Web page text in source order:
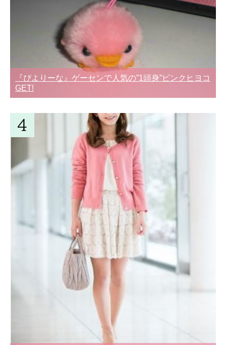
『ぴよりーな』ゲーセンで人気の”1頭身”ピンクヒヨコ
GET!